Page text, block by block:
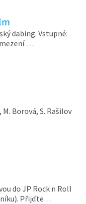
dabing. Vstupné:
…
Borová, S. Rašilov
do JP Rock n Roll
Přijďte…